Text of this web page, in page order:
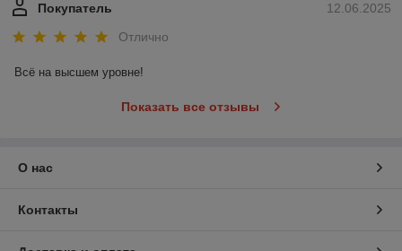
12.06.2025
Покупатель
Отлично
Всё на высшем уровне!
Показать все отзывы
О нас
Контакты